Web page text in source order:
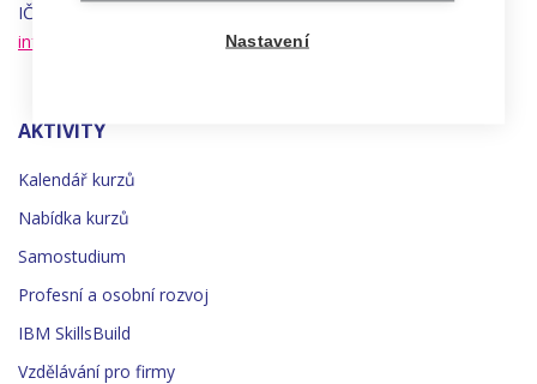
IČO 22834958 | DIČ CZ22834958
info@czechitas.cz
AKTIVITY
Kalendář kurzů
Nabídka kurzů
Samostudium
Profesní a osobní rozvoj
IBM SkillsBuild
Vzdělávání pro firmy
Nastavení